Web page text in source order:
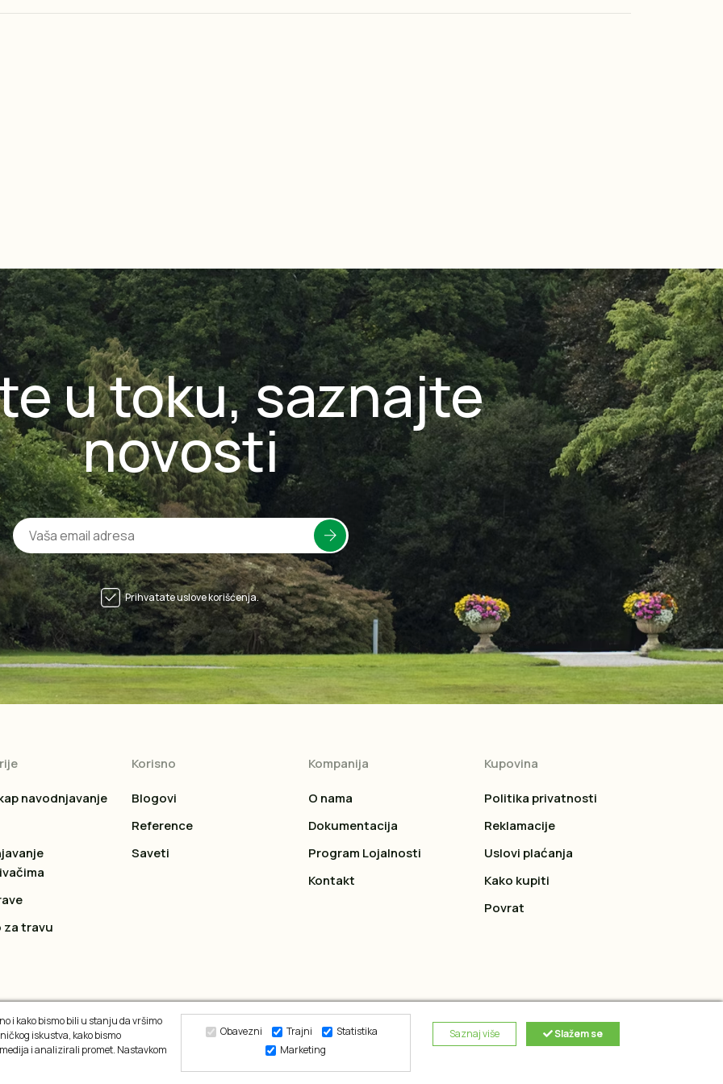
u toku, saznajte
novosti
Prihvatate uslove korišćenja.
navodnjavanje
za travu
Korisno
Blogovi
Reference
Saveti
Kompanija
O nama
Dokumentacija
Program Lojalnosti
Kontakt
Kupovina
Politika privatnosti
Reklamacije
Uslovi plaćanja
Kako kupiti
Povrat
i kako bismo bili u stanju da vršimo
iskustva, kako bismo
i analizirali promet. Nastavkom
Obavezni Trajni
Statistika
Marketing
Saznaj više Slažem se